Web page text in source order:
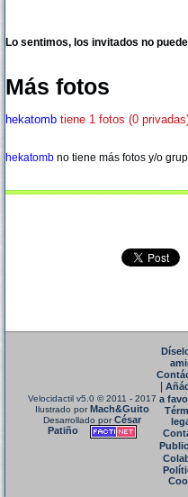
Lo sentimos, los invitados no
Más fotos
hekatomb tiene 1 fotos (0
hekatomb no tiene más fotos y/o
Velocidactil v5.0 © 2011 - 2017
Ilustrado porMach&Guito
Desarrollado porCésar
Patiño
a